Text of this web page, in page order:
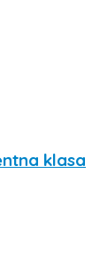
klasa